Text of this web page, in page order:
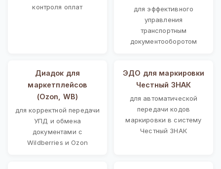
контроля оплат
для эффективного
управления
транспортным
документооборотом
Диадок для
маркетплейсов
(Ozon, WB)
для корректной передачи
УПД и обмена
документами с
Wildberries и Ozon
ЭДО для маркировки
Честный ЗНАК
для автоматической
передачи кодов
маркировки в систему
Честный ЗНАК